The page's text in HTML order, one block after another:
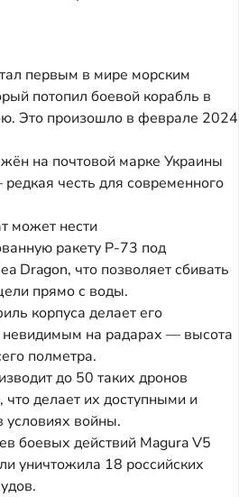
первым в мире морским
потопил боевой корабль в
Это произошло в феврале 2024
на почтовой марке Украины
честь для современного
может нести
ракету Р-73 под
Dragon, что позволяет сбивать
прямо с воды.
корпуса делает его
невидимым на радарах — высота
полметра.
до 50 таких дронов
делает их доступными и
войны.
боевых действий Magura V5
уничтожила 18 российских